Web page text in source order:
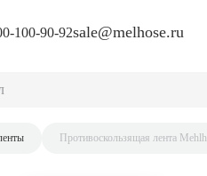
100-90-92sale@melhose.ru
Противоскользящая лента